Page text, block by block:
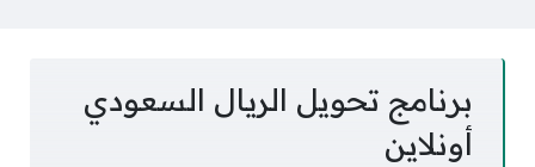
برنامج تحويل الريال السعودي
أونلاين